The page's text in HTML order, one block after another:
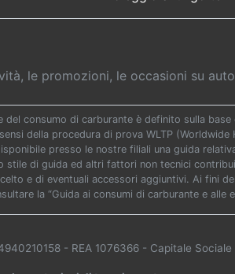
le promozioni, le occasioni su
del consumo di carburante è definito sulla
della procedura di prova WLTP
presso le nostre filiali una guida
stile di guida ed altri fattori non tecnici
e di eventuali accessori aggiuntivi. Ai fini
la “Guida ai consumi di carburante e
- REA 1076366 - Capitale